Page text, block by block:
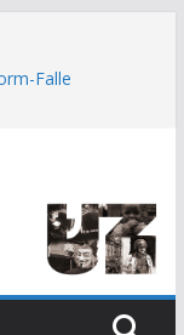
70-Millionen-